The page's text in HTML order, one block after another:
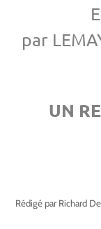
par
UN
Rédigé par Richard